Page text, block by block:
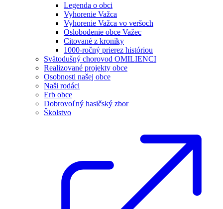
Legenda o obci
Vyhorenie Važca
Vyhorenie Važca vo veršoch
Oslobodenie obce Važec
Citované z kroniky
1000-ročný prierez históriou
Svätodušný chorovod OMILIENCI
Realizované projekty obce
Osobnosti našej obce
Naši rodáci
Erb obce
Dobrovoľný hasičský zbor
Školstvo